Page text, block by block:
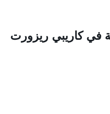
في كاريبي ريزورت